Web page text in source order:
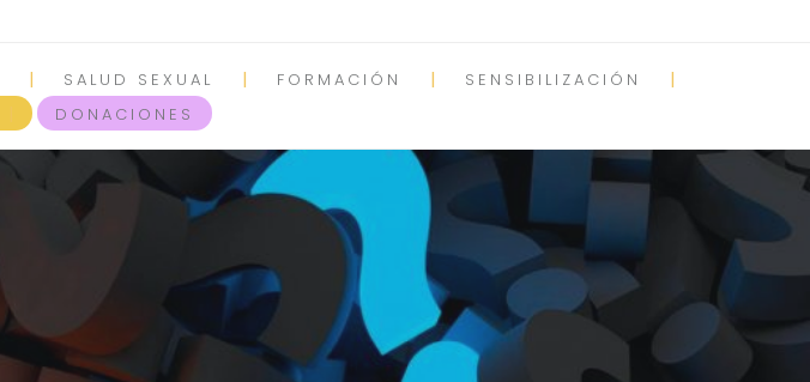
SALUD SEXUAL FORMACIÓN
SENSIBILIZACIÓN
DONACIONES